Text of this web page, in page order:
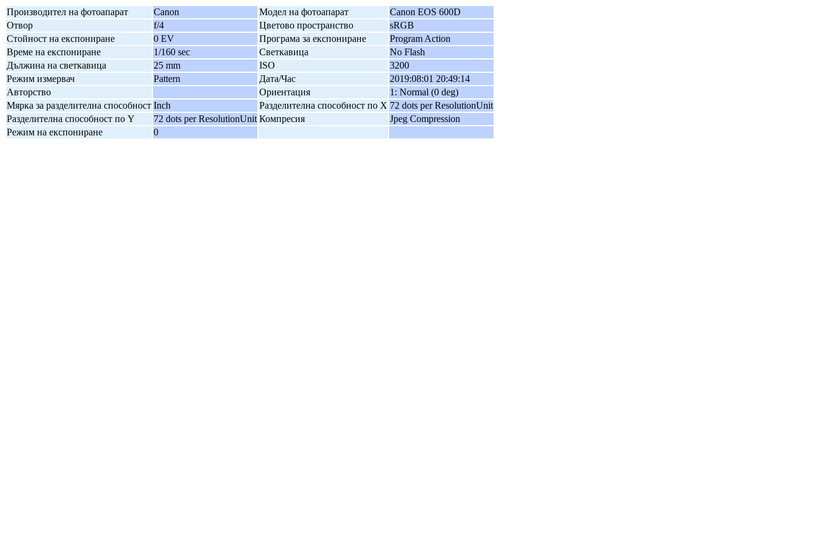
Производител на фотоапарат Canon Модел на фотоапарат
Canon EOS 600D
Отвор
f/4 Цветово пространство
sRGB
Стойност на експониране
0 EV Програма за експониране
Program Action
Време на експониране
1/160 sec Светкавица
No Flash
Дължина на светкавица
25 mm ISO
3200
Режим измервач
Pattern Дата/Час
2019:08:01 20:49:14
Авторство
Ориентация
1: Normal (0 deg)
Мярка за разделителна способност Inch Разделителна способност по X 72 dots per ResolutionUnit
Разделителна способност по Y
72 dots per ResolutionUnit Компресия
Jpeg Compression
Режим на експониране
0